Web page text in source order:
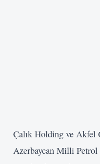
Çalık Holding ve Akfel
Azerbaycan Milli